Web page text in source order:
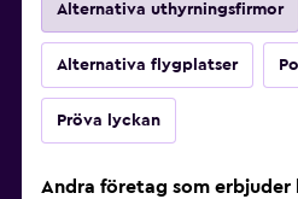
Alternativa uthyrningsfirmor
Alternativa flygplatser
Pröva lyckan
Andra företag som erbjuder